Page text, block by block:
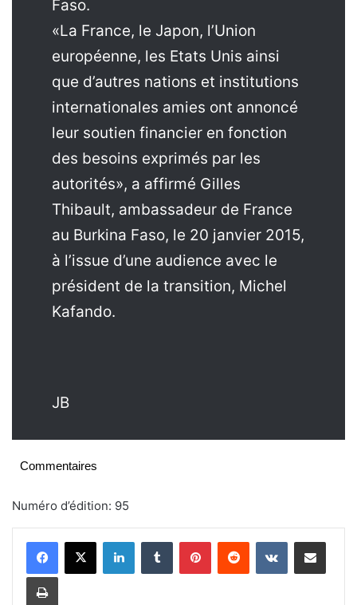
Faso.
«La France, le Japon, l’Union
européenne, les Etats Unis ainsi
que d’autres nations et institutions
internationales amies ont annoncé
leur soutien financier en fonction
des besoins exprimés par les
autorités», a affirmé Gilles
Thibault, ambassadeur de France
au Burkina Faso, le 20 janvier 2015,
à l’issue d’une audience avec le
président de la transition, Michel
Kafando.
JB
Commentaires
Numéro d’édition: 95